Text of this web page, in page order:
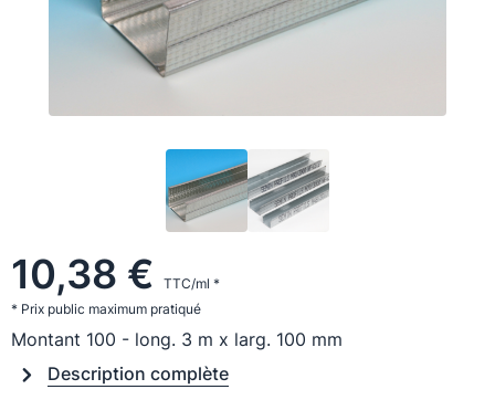
10,38 €
TTC/ml *
* Prix public maximum pratiqué
Montant 100 - long. 3 m x larg. 100 mm
Description complète